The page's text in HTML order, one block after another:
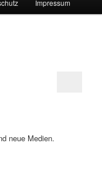
Impressum
neue Medien.